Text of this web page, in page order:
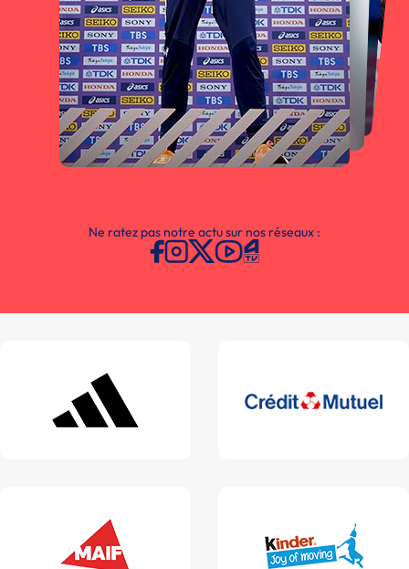
Ne ratez pas notre actu sur nos réseaux :